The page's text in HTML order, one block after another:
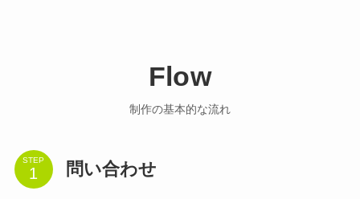
Flow
制作の基本的な流れ
STEP 問い合わせ